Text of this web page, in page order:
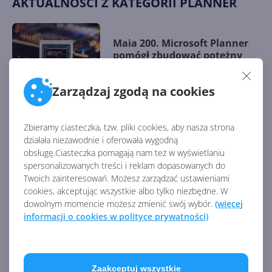
Zarządzaj zgodą na cookies
Zbieramy ciasteczka, tzw. pliki cookies, aby nasza strona
działała niezawodnie i oferowała wygodną
obsługę.Ciasteczka pomagają nam też w wyświetlaniu
spersonalizowanych treści i reklam dopasowanych do
Twoich zainteresowań. Możesz zarządzać ustawieniami
cookies, akceptując wszystkie albo tylko niezbędne. W
dowolnym momencie możesz zmienić swój wybór. (więcej
informacji o cookies w polityce prywatności)
Zaakceptuj wszystkie
Maia 200. Microsoft Planner
pomógł zbudować potężny
Nowy agent AI zmienia pracę
z Plannerem w Microsoft 365
Microsoft Planner z nowym
wyglądem, funkcjami i
gotowością na AI